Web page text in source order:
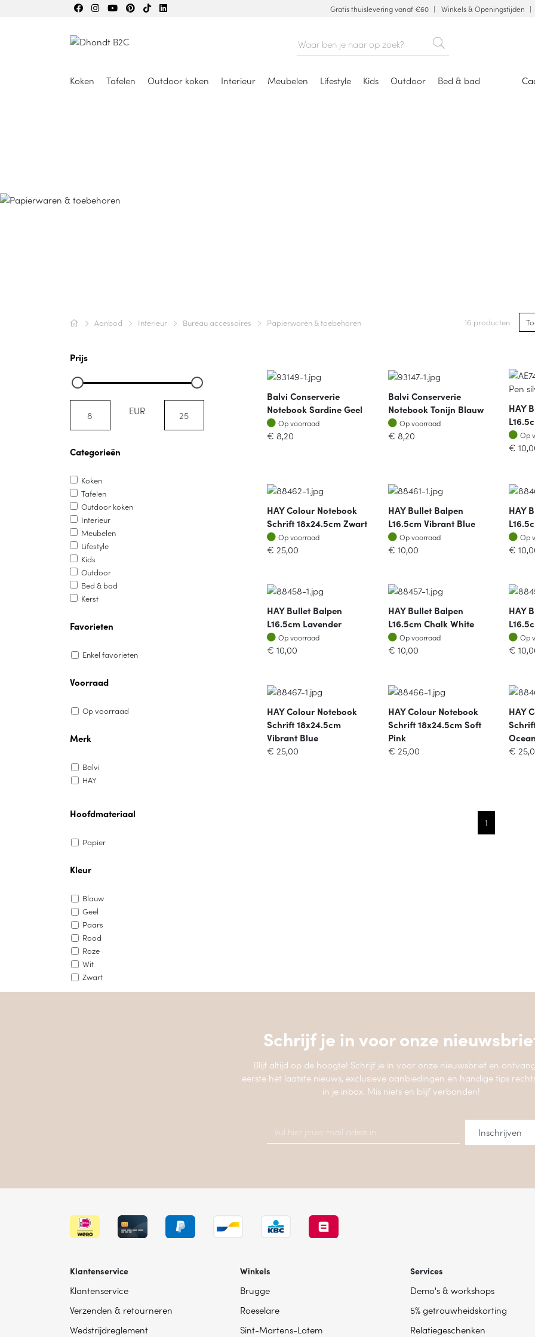
Gratis thuislevering vanaf €60 Winkels & Openingstijden
Koken Tafelen Outdoor koken Interieur Meubelen Lifestyle Kids Outdoor Bed & bad
Aanbod Interieur Bureau accessoires Papierwaren & toebehoren 16 producten
Prijs
EUR
Categorieën
Koken
Tafelen
Outdoor koken
Interieur
Meubelen
Lifestyle
Kids
Outdoor
Bed & bad
Kerst
Favorieten
Enkel favorieten
Voorraad
Op voorraad
Merk
Balvi
HAY
Hoofdmateriaal
Papier
Kleur
Blauw
Geel
Paars
Rood
Roze
Wit
Zwart
Balvi Conserverie
Notebook Sardine Geel
Op voorraad
Op voorraad
€ 8,20
Balvi Conserverie
Notebook Tonijn Blauw
Op voorraad
Op voorraad
€ 8,20
HAY
Op
Op
€
HAY Colour Notebook
Schrift 18x24.5cm Zwart
Op voorraad
Op voorraad
€ 25,00
HAY Bullet Balpen
L16.5cm Vibrant Blue
Op voorraad
Op voorraad
€ 10,00
HAY
Op
Op
€
HAY Bullet Balpen
L16.5cm Lavender
Op voorraad
Op voorraad
€ 10,00
HAY Bullet Balpen
L16.5cm Chalk White
Op voorraad
Op voorraad
€ 10,00
HAY
Op
Op
€
HAY Colour Notebook
Schrift 18x24.5cm
Vibrant Blue
€ 25,00
HAY Colour Notebook
Schrift 18x24.5cm Soft
Pink
€ 25,00
HAY
€
1
Schrijf je in voor onze
Blijf altijd op de hoogte! Schrijf je in voor onze nieuwsbrief en
eerste het laatste nieuws, exclusieve aanbiedingen en handige tips
in je inbox. Mis niets en blijf verbonden!
Klantenservice
Klantenservice
Verzenden & retourneren
Wedstrijdreglement
Winkels
Brugge
Roeselare
Sint-Martens-Latem
Services
Demo's & workshops
5% getrouwheidskorting
Relatiegeschenken